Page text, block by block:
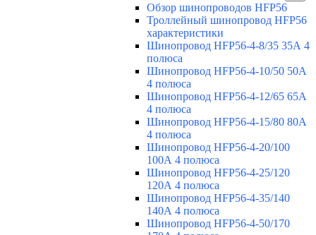
Обзор шинопроводов HFP56
Троллейный шинопровод HFP56
характеристики
Шинопровод HFP56-4-8/35 35А 4
полюса
Шинопровод HFP56-4-10/50 50А
4 полюса
Шинопровод HFP56-4-12/65 65А
4 полюса
Шинопровод HFP56-4-15/80 80А
4 полюса
Шинопровод HFP56-4-20/100
100А 4 полюса
Шинопровод HFP56-4-25/120
120А 4 полюса
Шинопровод HFP56-4-35/140
140А 4 полюса
Шинопровод HFP56-4-50/170